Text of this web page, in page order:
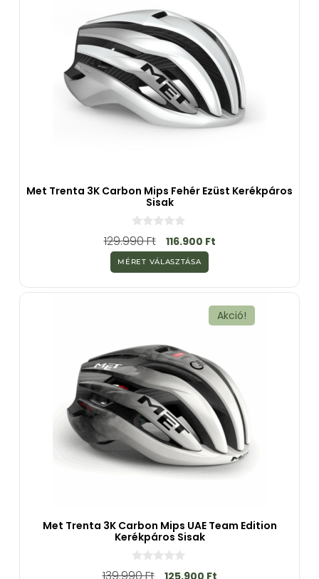
Met Trenta 3K Carbon Mips Fehér Ezüst Kerékpáros
Sisak
0
a
5
-
b
ő
129.990Ft 116.900 Ft
MÉRET VÁLASZTÁSA
Akció!
Met Trenta 3K Carbon Mips UAE Team Edition
Kerékpáros Sisak
0
139.990Ft 125.900 Ft